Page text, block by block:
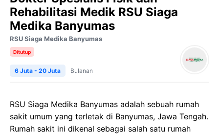
Rehabilitasi Medik RSU Siaga
Medika Banyumas
RSU Siaga Medika Banyumas
Ditutup
6 Juta - 20 Juta Bulanan
RSU Siaga Medika Banyumas adalah sebuah rumah
sakit umum yang terletak di Banyumas, Jawa Tengah.
Rumah sakit ini dikenal sebagai salah satu rumah